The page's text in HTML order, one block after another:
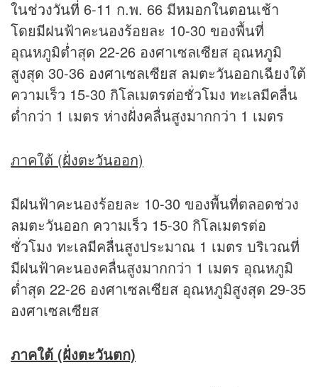
ในช่วงวันที่ 6-11 ก.พ. 66 มีหมอกในตอนเช้า
โดยมีฝนฟ้าคะนองร้อยละ 10-30 ของพื้นที่
อุณหภูมิต่ำสุด 22-26 องศาเซลเซียส อุณหภูมิ
สูงสุด 30-36 องศาเซลเซียส ลมตะวันออกเฉียงใต้
ความเร็ว 15-30 กิโลเมตรต่อชั่วโมง ทะเลมีคลื่น
ต่ำกว่า 1 เมตร ห่างฝั่งคลื่นสูงมากกว่า 1 เมตร
ภาคใต้ (ฝั่งตะวันออก)
มีฝนฟ้าคะนองร้อยละ 10-30 ของพื้นที่ตลอดช่วง
ลมตะวันออก ความเร็ว 15-30 กิโลเมตรต่อ
ชั่วโมง ทะเลมีคลื่นสูงประมาณ 1 เมตร บริเวณที่
มีฝนฟ้าคะนองคลื่นสูงมากกว่า 1 เมตร อุณหภูมิ
ต่ำสุด 22-26 องศาเซลเซียส อุณหภูมิสูงสุด 29-35
องศาเซลเซียส
ภาคใต้ (ฝั่งตะวันตก)